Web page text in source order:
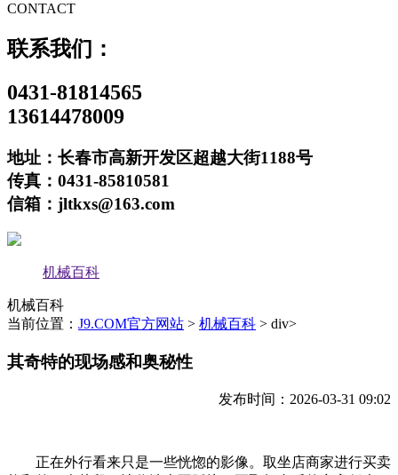
CONTACT
联系我们：
0431-81814565
13614478009
地址：长春市高新开发区超越大街1188号
传真：0431-85810581
信箱：jltkxs@163.com
机械百科
机械百科
当前位置： J9.COM官方网站 > 机械百科 > div>
其奇特的现场感和奥秘性
发布时间：2026-03-31 09:02
正在外行看来只是一些恍惚的影像。取坐店商家进行买卖